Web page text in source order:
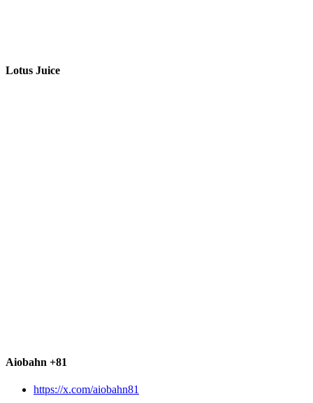
Lotus Juice
Aiobahn +81
https://x.com/aiobahn81